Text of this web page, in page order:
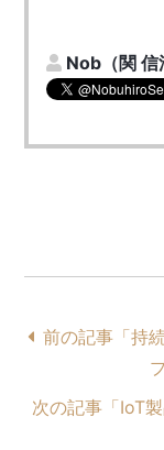
Nob（関 信
前の記事「持
次の記事「IoT